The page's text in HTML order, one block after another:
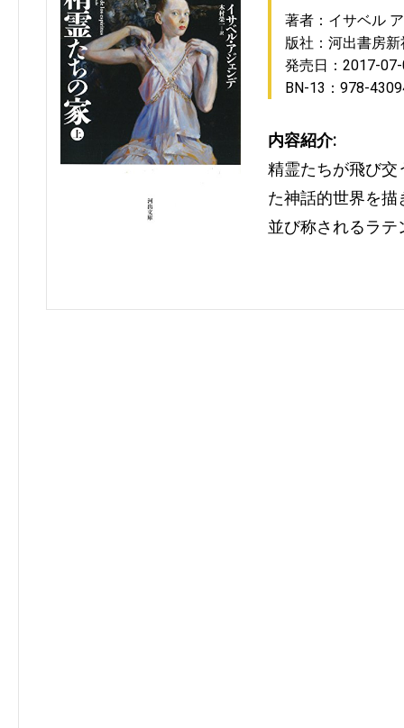
著者：イサベル
版社：河出書房新
発売日：2017-
BN-13：978-
内容紹介:
精霊たちが飛び交
た神話的世界を
並び称されるラ